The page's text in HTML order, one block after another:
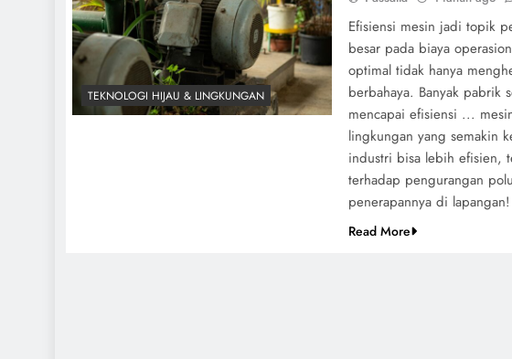
TEKNOLOGI HIJAU & LINGKUNGAN
Efisiensi mesin jadi topik
besar pada biaya
optimal tidak hanya
berbahaya. Banyak pabrik
mencapai efisiensi ...
lingkungan yang semakin
industri bisa lebih efisien,
terhadap pengurangan
penerapannya di
Read More